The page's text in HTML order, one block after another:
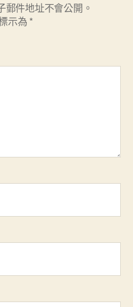
郵件地址不會公開。
示為 *